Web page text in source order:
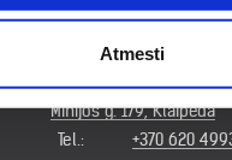
Atmesti
KONTAKTAI KLAIPĖDOJE
Minijos g. 179, Klaipėda
Tel.:
+370 620